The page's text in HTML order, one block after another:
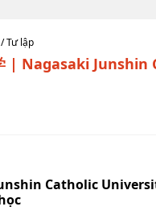
/ Tư lập
| Nagasaki Junshin
Catholic